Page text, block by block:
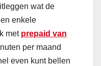
wat de
enkele
met prepaid van
per maand
even kunt bellen